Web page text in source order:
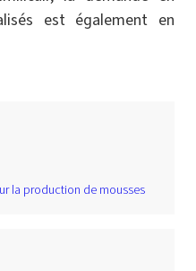
est également en
la production de mousses